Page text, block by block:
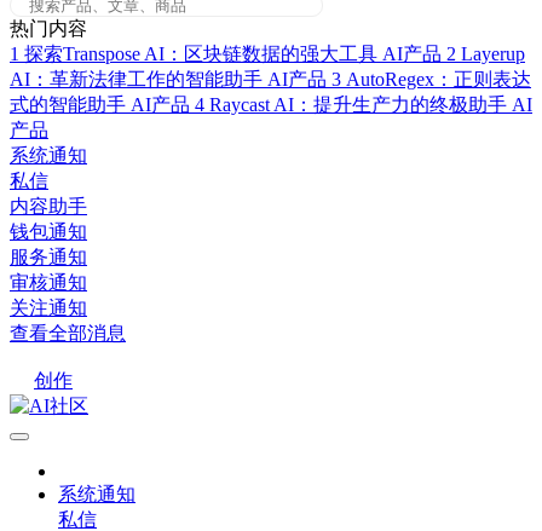
热门内容
1 探索Transpose AI：区块链数据的强大工具 AI产品 2 Layerup
AI：革新法律工作的智能助手 AI产品 3 AutoRegex：正则表达
式的智能助手 AI产品 4 Raycast AI：提升生产力的终极助手 AI
产品
系统通知
私信
内容助手
钱包通知
服务通知
审核通知
关注通知
查看全部消息
创作
系统通知
私信